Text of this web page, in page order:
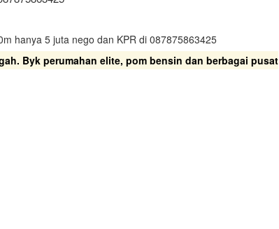
hanya 5 juta nego dan KPR di 087875863425
Byk perumahan elite, pom bensin dan berbagai pusat